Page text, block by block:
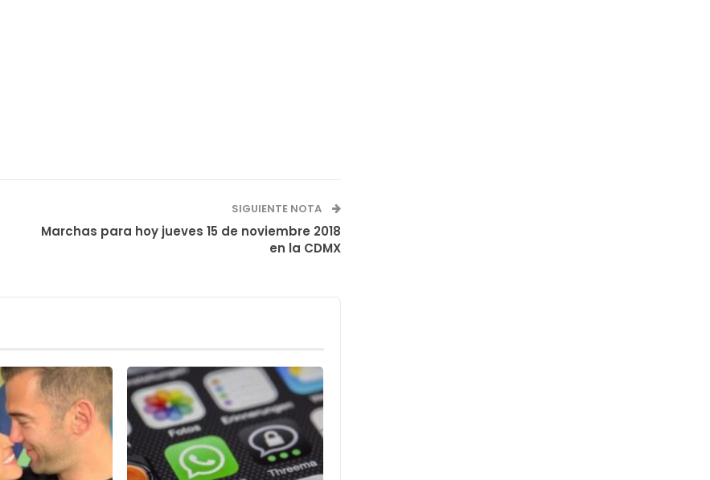
SIGUIENTE NOTA
Marchas para hoy jueves 15 de noviembre 2018
en la CDMX